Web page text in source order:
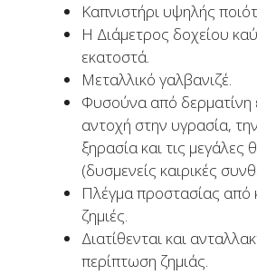
Καπνιστήρι υψηλής
Η Διάμετρος δοχείου
εκατοστά.
Μεταλλικό γαλβανιζέ.
Φυσούνα από δερματίνη
αντοχή στην υγρασία,
ξηρασία και τις μεγάλες
(δυσμενείς καιρικές
Πλέγμα προστασίας από
ζημιές.
Διατίθενται και
περίπτωση ζημιάς.